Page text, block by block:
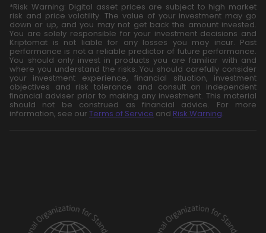
*Risk Warning: Digital asset prices are subject to high market
risk and price volatility. The value of your investment may go
down or up, and you may not get back the amount invested.
You are solely responsible for your investment decisions and
Kriptomat is not liable for any losses you may incur. Past
performance is not a reliable predictor of future performance.
You should only invest in products you are familiar with and
where you understand the risks. You should carefully consider
your investment experience, financial situation, investment
objectives and risk tolerance and consult an independent
financial adviser prior to making any investment. This material
should not be construed as financial advice. For more
information, see our Terms of Service and Risk Warning.